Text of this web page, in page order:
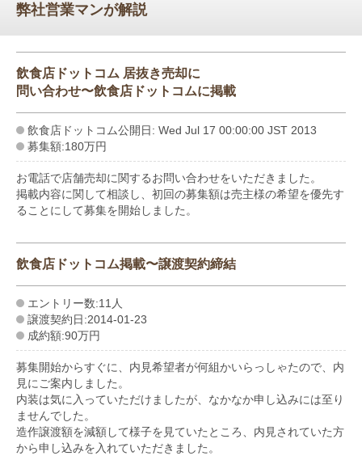
弊社営業マンが解説
飲食店ドットコム 居抜き売却に
問い合わせ〜飲食店ドットコムに掲載
飲食店ドットコム公開日: Wed Jul 17 00:00:00 JST 2013
募集額:180万円
お電話で店舗売却に関するお問い合わせをいただきました。
掲載内容に関して相談し、初回の募集額は売主様の希望を優先す
ることにして募集を開始しました。
飲食店ドットコム掲載〜譲渡契約締結
エントリー数:11人
譲渡契約日:2014-01-23
成約額:90万円
募集開始からすぐに、内見希望者が何組かいらっしゃたので、内
見にご案内しました。
内装は気に入っていただけましたが、なかなか申し込みには至り
ませんでした。
造作譲渡額を減額して様子を見ていたところ、内見されていた方
から申し込みを入れていただきました。